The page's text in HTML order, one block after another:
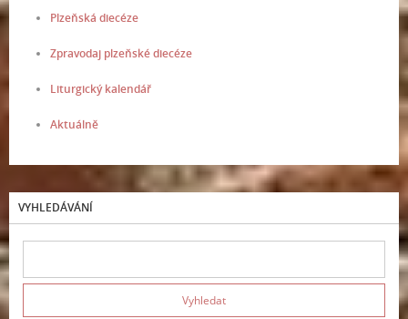
Plzeňská diecéze
Zpravodaj plzeňské diecéze
Liturgický kalendář
Aktuálně
VYHLEDÁVÁNÍ